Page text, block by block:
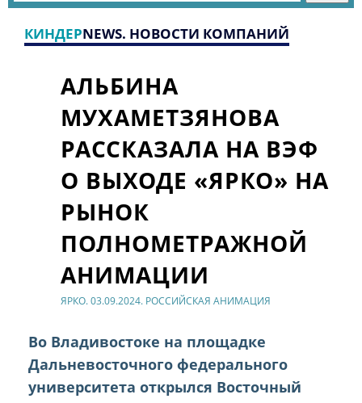
КИНДЕРNEWS. НОВОСТИ КОМПАНИЙ
АЛЬБИНА
МУХАМЕТЗЯНОВА
РАССКАЗАЛА НА ВЭФ
О ВЫХОДЕ «ЯРКО» НА
РЫНОК
ПОЛНОМЕТРАЖНОЙ
АНИМАЦИИ
ЯРКО. 03.09.2024. РОССИЙСКАЯ АНИМАЦИЯ
Во Владивостоке на площадке
Дальневосточного федерального
университета открылся Восточный